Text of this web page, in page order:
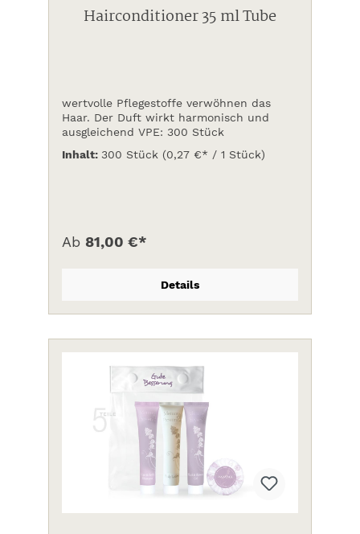
Hairconditioner 35 ml Tube
wertvolle Pflegestoffe verwöhnen das
Haar. Der Duft wirkt harmonisch und
ausgleichend VPE: 300 Stück
Inhalt: 300 Stück (0,27 €* / 1 Stück)
Ab 81,00 €*
Details